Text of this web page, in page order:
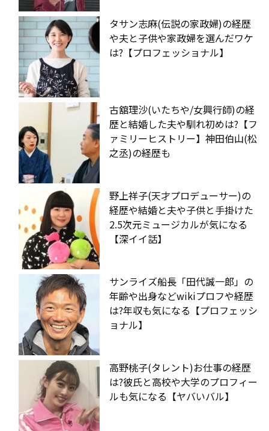
タサン志麻(伝説の家政婦)の経歴
や夫と子供や家政婦を選んだワケ
は?【プロフェッショナル】
古舘理沙(いたちや/女興行師)の経
歴と結婚した夫や馴れ初めは?【フ
ァミリーヒストリー】神田伯山(松
之丞)の経歴も
野上祥子(天才プロデューサー)の
経歴や結婚と夫や子供と手掛けた
2.5次元ミュージカルが気になる
【深イイ話】
サンライズ船長「田代誠一郎」の
年齢や出身などwikiプロフや経歴
は?年収も気になる【プロフェッシ
ョナル】
高野桃子(タレント)お仕事の経歴
は?彼氏と高校や大学のプロフィー
ルも気になる【ヤバいバル】